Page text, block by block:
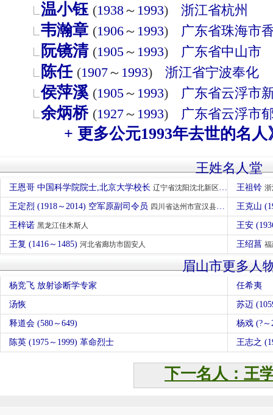
温小钰 (1938～ 1993) 浙江省杭州
韦瀚章 (1906～ 1993) 广东省珠海市
阮镜清 (1905～ 1993) 广东省中山市
陈任 (1907～ 1993) 浙江省宁波奉化
侯萍溪 (1905～ 1993) 广东省云浮市
余炳桥 (1927～ 1993) 广东省云浮市
+ 更多公元1993年去世的名人
王姓名人堂
王恩哥 中国科学院院士,北京大学校长 辽宁省沈阳沈北新区人 王祖铃
王定烈 (1918～2014) 空军原副司令员 四川省达州市宣汉县人 王克山
王梓诺 黑龙江佳木斯人 王安
王复 (1416～1485) 河北省廊坊市固安人 王绍菖
眉山市更多人
杨竞飞 放射诊断学专家 任希夷
汤恢 苏迈
释道会 (580～649) 杨戏 (?
陈英 (1975～1999) 革命烈士 王志之
下一名人：王